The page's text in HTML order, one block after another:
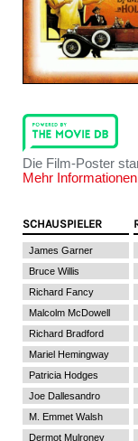
Die Film-Poster
Mehr
SCHAUSPIELER
James Garner
Bruce Willis
Richard Fancy
Malcolm McDowell
Richard Bradford
Mariel Hemingway
Patricia Hodges
Joe Dallesandro
M. Emmet Walsh
Dermot Mulroney